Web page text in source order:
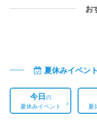
お
夏休みイベン
今日の
夏休みイベント
夏